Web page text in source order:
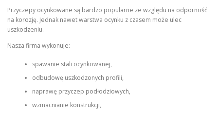
Przyczepy ocynkowane są bardzo popularne ze względu na odporność
na korozję. Jednak nawet warstwa ocynku z czasem może ulec
uszkodzeniu.
Nasza firma wykonuje:
spawanie stali ocynkowanej,
odbudowę uszkodzonych profili,
naprawę przyczep podłodziowych,
wzmacnianie konstrukcji,